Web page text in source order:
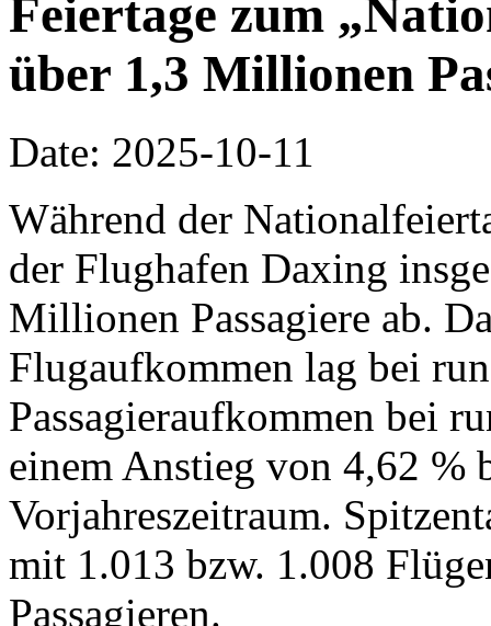
Feiertage zum
über 1,3 Millionen
Date: 2025-10-11
Während der
der Flughafen Daxing
Millionen Passagiere ab.
Flugaufkommen lag bei
Passagieraufkommen bei
einem Anstieg von 4,62 %
Vorjahreszeitraum.
mit 1.013 bzw. 1.008
Passagieren.